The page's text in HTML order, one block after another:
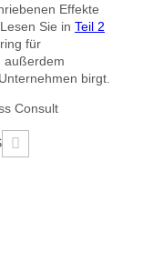
Effekte
Sie in Teil 2
für
außerdem
birgt.
Consult